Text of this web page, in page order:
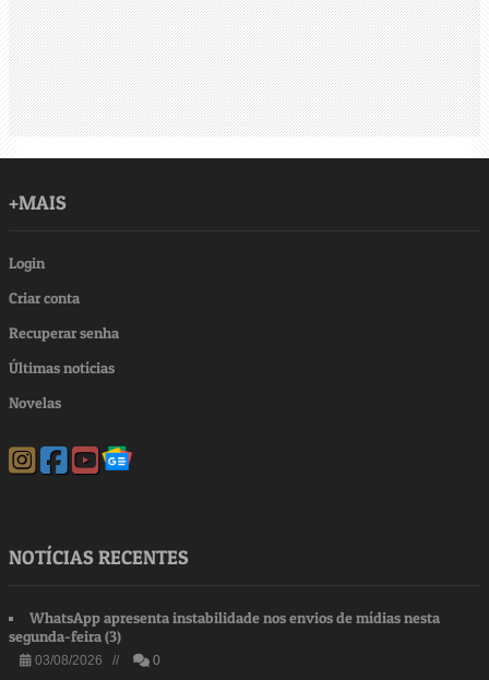
+MAIS
Login
Criar conta
Recuperar senha
Últimas notícias
Novelas
NOTÍCIAS RECENTES
WhatsApp apresenta instabilidade nos envios de mídias nesta
segunda-feira (3)
03/08/2026 // 0